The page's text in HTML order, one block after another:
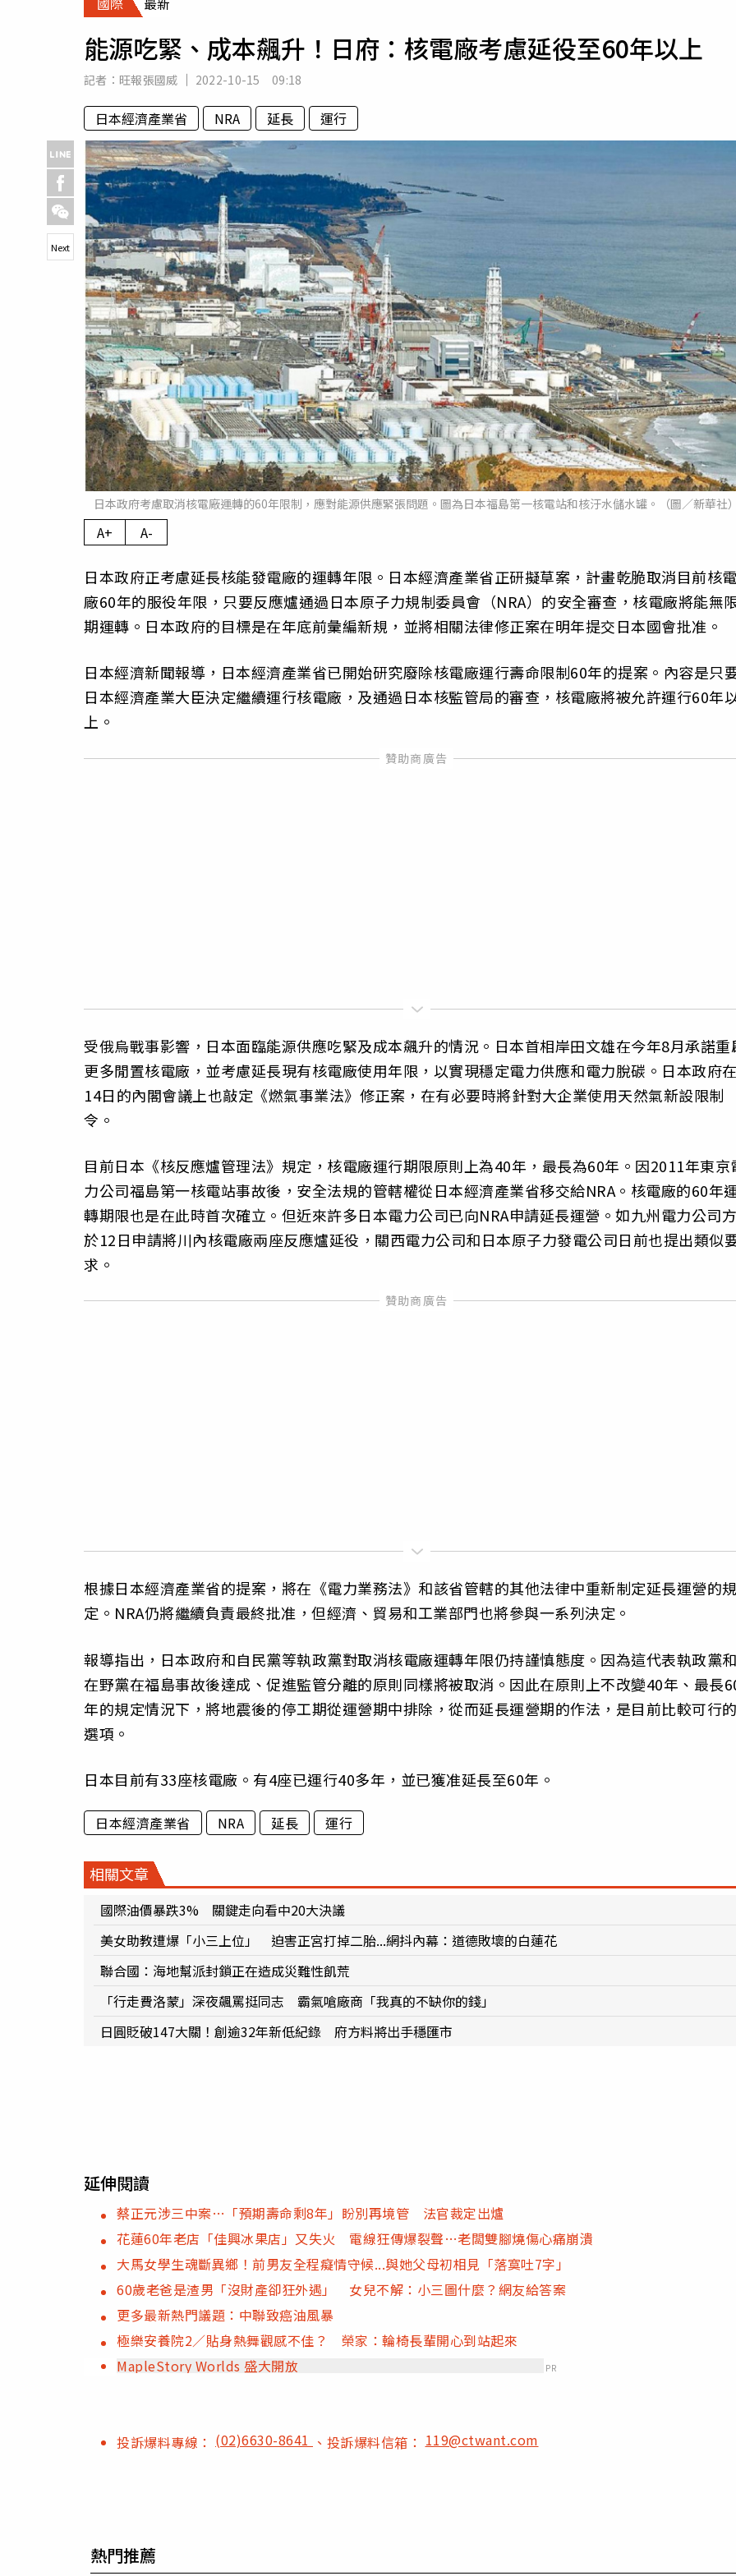
專欄
房產新勢力
運勢
能源吃緊、成本飆升！日府：核電廠考慮延役至60年以上
記者： 旺報張國威 2022-10-15 09:18
日本經濟產業省 NRA 延長 運行
日本政府考慮取消核電廠運轉的60年限制，應對能源供應緊張問題。圖為日本福島第一核電站和核汙水儲水罐。（圖／新華社
Next
A+ A-
日本政府正考慮延長核能發電廠的運轉年限。日本經濟產業省正研擬草案，計畫乾脆取消目前核
廠60年的服役年限，只要反應爐通過日本原子力規制委員會（NRA）的安全審查，核電廠將能無
期運轉。日本政府的目標是在年底前彙編新規，並將相關法律修正案在明年提交日本國會批准。
日本經濟新聞報導，日本經濟產業省已開始研究廢除核電廠運行壽命限制60年的提案。內容是只
日本經濟產業大臣決定繼續運行核電廠，及通過日本核監管局的審查，核電廠將被允許運行60年
上。
受俄烏戰事影響，日本面臨能源供應吃緊及成本飆升的情況。日本首相岸田文雄在今年8月承諾重
更多閒置核電廠，並考慮延長現有核電廠使用年限，以實現穩定電力供應和電力脫碳。日本政府
14日的內閣會議上也敲定《燃氣事業法》修正案，在有必要時將針對大企業使用天然氣新設限制
令。
目前日本《核反應爐管理法》規定，核電廠運行期限原則上為40年，最長為60年。因2011年東京
力公司福島第一核電站事故後，安全法規的管轄權從日本經濟產業省移交給NRA。核電廠的60年
轉期限也是在此時首次確立。但近來許多日本電力公司已向NRA申請延長運營。如九州電力公司方
於12日申請將川內核電廠兩座反應爐延役，關西電力公司和日本原子力發電公司日前也提出類似
求。
根據日本經濟產業省的提案，將在《電力業務法》和該省管轄的其他法律中重新制定延長運營的
定。NRA仍將繼續負責最終批准，但經濟、貿易和工業部門也將參與一系列決定。
報導指出，日本政府和自民黨等執政黨對取消核電廠運轉年限仍持謹慎態度。因為這代表執政黨
在野黨在福島事故後達成、促進監管分離的原則同樣將被取消。因此在原則上不改變40年、最長
年的規定情況下，將地震後的停工期從運營期中排除，從而延長運營期的作法，是目前比較可行
選項。
日本目前有33座核電廠。有4座已運行40多年，並已獲准延長至60年。
日本經濟產業省 NRA 延長 運行
相關文章
國際油價暴跌3% 關鍵走向看中20大決議
美女助教遭爆「小三上位」 迫害正宮打掉二胎...網抖內幕：道德敗壞的白蓮花
聯合國：海地幫派封鎖正在造成災難性飢荒
「行走費洛蒙」深夜飆罵挺同志 霸氣嗆廠商「我真的不缺你的錢」
日圓貶破147大關！創逾32年新低紀錄 府方料將出手穩匯市
延伸閱讀
蔡正元涉三中案…「預期壽命剩8年」盼別再境管 法官裁定出爐
花蓮60年老店「佳興冰果店」又失火 電線狂傳爆裂聲…老闆雙腳燒傷心痛崩潰
大馬女學生魂斷異鄉！前男友全程癡情守候...與她父母初相見「落寞吐7字」
60歲老爸是渣男「沒財產卻狂外遇」 女兒不解：小三圖什麼？網友給答案
更多最新熱門議題：中聯致癌油風暴
極樂安養院2／貼身熱舞觀感不佳？ 榮家：輪椅長輩開心到站起來
MapleStory Worlds 盛大開放
PR
投訴爆料專線： (02)6630-8641 、投訴爆料信箱：119@ctwant.com
熱門推薦